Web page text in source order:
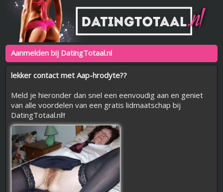
Aanmelden bij DatingTotaal.nl
lekker contact met Aap-hrodyte??
Meld je hieronder dan snel een eenvoudig aan en geniet
van alle voordelen van een gratis lidmaatschap bij
DatingTotaal.nl!!